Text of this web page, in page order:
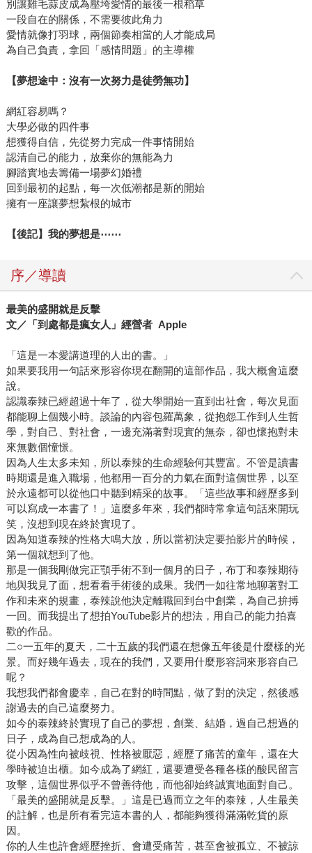
別讓雞毛蒜皮成為壓垮愛情的最後一根稻草
一段自在的關係，不需要彼此角力
愛情就像打羽球，兩個節奏相當的人才能成局
為自己負責，拿回「感情問題」的主導權
【夢想途中：沒有一次努力是徒勞無功】
網紅容易嗎？
大學必做的四件事
想獲得自信，先從努力完成一件事情開始
認清自己的能力，放棄你的無能為力
腳踏實地去籌備一場夢幻婚禮
回到最初的起點，每一次低潮都是新的開始
擁有一座讓夢想紮根的城市
【後記】我的夢想是⋯⋯
序／導讀
最美的盛開就是反擊
文／「到處都是瘋女人」經營者 Apple
「這是一本愛講道理的人出的書。」
如果要我用一句話來形容你現在翻開的這部作品，我大概會這麼
說。
認識泰辣已經超過十年了，從大學開始一直到出社會，每次見面
都能聊上個幾小時。談論的內容包羅萬象，從抱怨工作到人生哲
學，對自己、對社會，一邊充滿著對現實的無奈，卻也懷抱對未
來無數個憧憬。
因為人生太多未知，所以泰辣的生命經驗何其豐富。不管是讀書
時期還是進入職場，他都用一百分的力氣在面對這個世界，以至
於永遠都可以從他口中聽到精采的故事。「這些故事和經歷多到
可以寫成一本書了！」這麼多年來，我們都時常拿這句話來開玩
笑，沒想到現在終於實現了。
因為知道泰辣的性格大鳴大放，所以當初決定要拍影片的時候，
第一個就想到了他。
那是一個我剛做完正顎手術不到一個月的日子，布丁和泰辣期待
地與我見了面，想看看手術後的成果。我們一如往常地聊著對工
作和未來的規畫，泰辣說他決定離職回到台中創業，為自己拚搏
一回。而我提出了想拍YouTube影片的想法，用自己的能力拍喜
歡的作品。
二○一五年的夏天，二十五歲的我們還在想像五年後是什麼樣的光
景。而好幾年過去，現在的我們，又要用什麼形容詞來形容自己
呢？
我想我們都會慶幸，自己在對的時間點，做了對的決定，然後感
謝過去的自己這麼努力。
如今的泰辣終於實現了自己的夢想，創業、結婚，過自己想過的
日子，成為自己想成為的人。
從小因為性向被歧視、性格被厭惡，經歷了痛苦的童年，還在大
學時被迫出櫃。如今成為了網紅，還要遭受各種各樣的酸民留言
攻擊，這個世界似乎不曾善待他，而他卻始終誠實地面對自己。
「最美的盛開就是反擊。」這是已過而立之年的泰辣，人生最美
的註解，也是所有看完這本書的人，都能夠獲得滿滿乾貨的原
因。
你的人生也許會經歷挫折、會遭受痛苦，甚至會被孤立、不被諒